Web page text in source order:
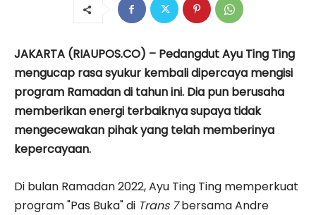
JAKARTA (RIAUPOS.CO) – Pedangdut Ayu Ting Ting
mengucap rasa syukur kembali dipercaya mengisi
program Ramadan di tahun ini. Dia pun berusaha
memberikan energi terbaiknya supaya tidak
mengecewakan pihak yang telah memberinya
kepercayaan.
Di bulan Ramadan 2022, Ayu Ting Ting memperkuat
program "Pas Buka" di Trans 7bersama Andre